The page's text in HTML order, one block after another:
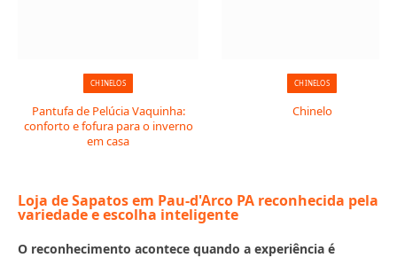
CHINELOS
Pantufa de Pelúcia Vaquinha:
conforto e fofura para o inverno
em casa
CHINELOS
Chinelo
Loja de Sapatos em Pau-d'Arco PA reconhecida pela
variedade e escolha inteligente
O reconhecimento acontece quando a experiência é